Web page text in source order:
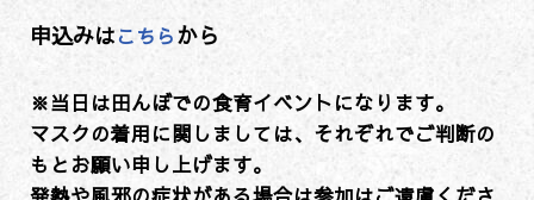
申込みはこちらから
※当日は田んぼでの食育イベントになります。
マスクの着用に関しましては、それぞれでご判断の
もとお願い申し上げます。